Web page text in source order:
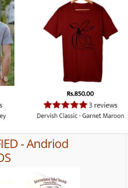
- Andriod